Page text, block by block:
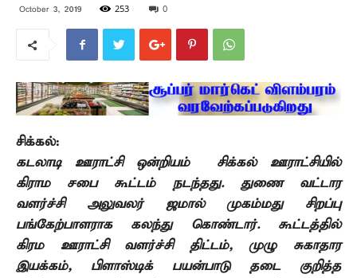
October 3, 2019 253 0
சிக்கல்:
கடலாடி ஊராட்சி ஒன்றியம்
சிக்கல் ஊராட்சியில்
கிராம சபை கூட்டம் நடந்தது. துணை வட்டார
வளர்ச்சி அலுவலர் ஜமால் முகம்மது சிறப்பு
பங்கேற்பாளராக கலந்து கொண்டார். கூட்டத்தில்
கிரம ஊராட்சி வளர்ச்சி திட்டம்,முழு சுகாதார
இயக்கம், பிளாஸ்டிக் பயன்பாடு தடை குறித்த